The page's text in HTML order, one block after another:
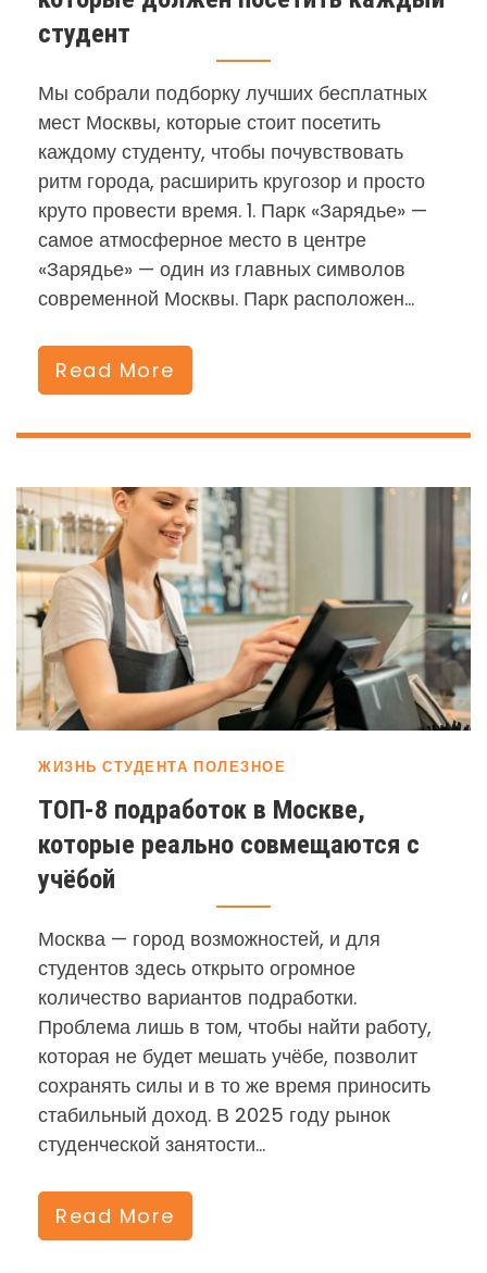
студент
Мы собрали подборку лучших бесплатных
мест Москвы, которые стоит посетить
каждому студенту, чтобы почувствовать
ритм города, расширить кругозор и просто
круто провести время. 1. Парк «Зарядье» —
самое атмосферное место в центре
«Зарядье» — один из главных символов
современной Москвы. Парк расположен…
Read More
ЖИЗНЬ СТУДЕНТА ПОЛЕЗНОЕ
ТОП-8 подработок в Москве,
которые реально совмещаются с
учёбой
Москва — город возможностей, и для
студентов здесь открыто огромное
количество вариантов подработки.
Проблема лишь в том, чтобы найти работу,
которая не будет мешать учёбе, позволит
сохранять силы и в то же время приносить
стабильный доход. В 2025 году рынок
студенческой занятости…
Read More